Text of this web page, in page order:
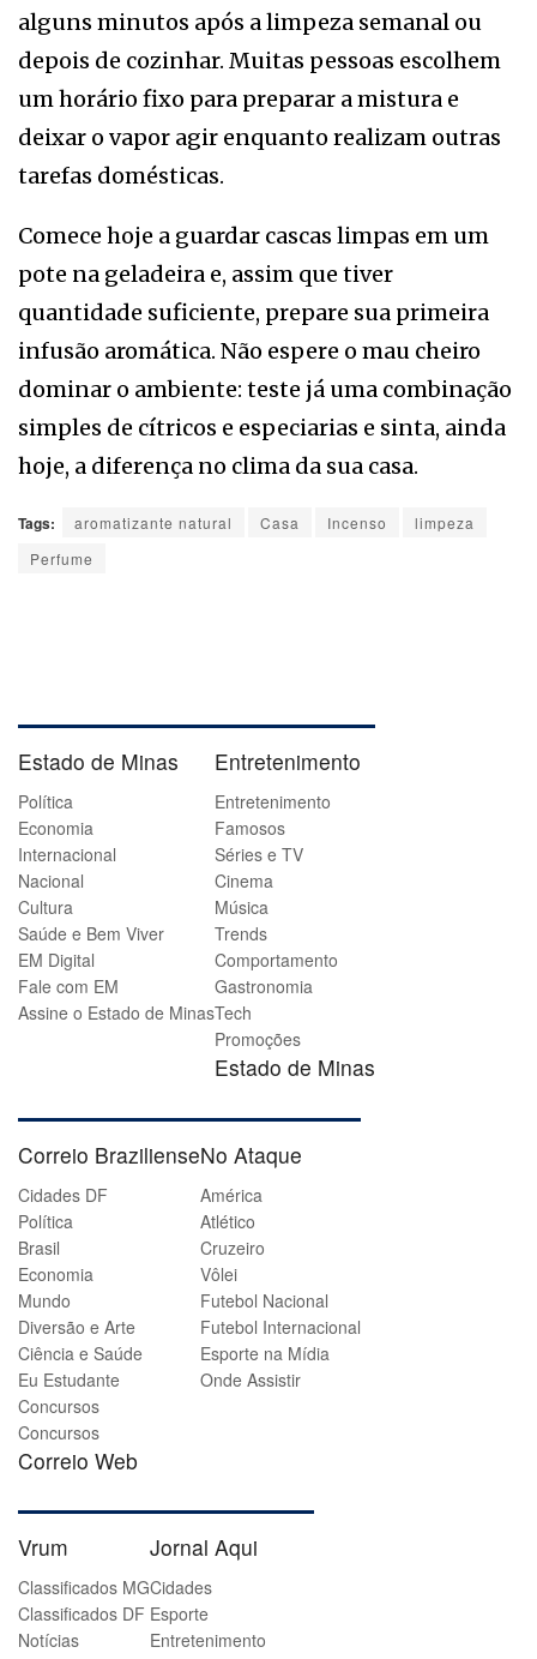
alguns minutos após a limpeza semanal ou
depois de cozinhar. Muitas pessoas escolhem
um horário fixo para preparar a mistura e
deixar o vapor agir enquanto realizam outras
tarefas domésticas.
Comece hoje a guardar cascas limpas em um
pote na geladeira e, assim que tiver
quantidade suficiente, prepare sua primeira
infusão aromática. Não espere o mau cheiro
dominar o ambiente: teste já uma combinação
simples de cítricos e especiarias e sinta, ainda
hoje, a diferença no clima da sua casa.
Tags: aromatizante natural Casa Incenso
limpeza
Perfume
Estado de Minas
Política
Economia
Internacional
Nacional
Cultura
Saúde e Bem Viver
EM Digital
Fale com EM
Assine o Estado de Minas
Entretenimento
Entretenimento
Famosos
Séries e TV
Cinema
Música
Trends
Comportamento
Gastronomia
Tech
Promoções
Estado de Minas
Correio Braziliense
Cidades DF
Política
Brasil
Economia
Mundo
Diversão e Arte
Ciência e Saúde
Eu Estudante
Concursos
Concursos
Correio Web
No Ataque
América
Atlético
Cruzeiro
Vôlei
Futebol Nacional
Futebol Internacional
Esporte na Mídia
Onde Assistir
Vrum
Classificados MG
Classificados DF
Notícias
Jornal Aqui
Cidades
Esporte
Entretenimento